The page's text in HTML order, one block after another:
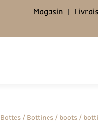
Magasin |
Bottes / Bottines / boots /